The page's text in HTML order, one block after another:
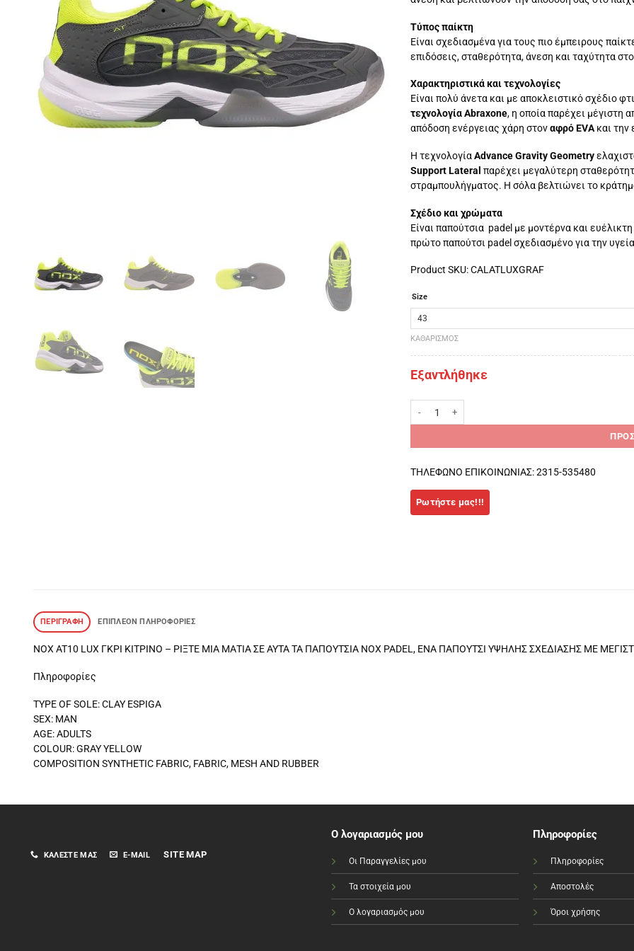
Τύπος παίκτη
Είναι σχεδιασμένα για τους πιο έμπειρους
επιδόσεις, σταθερότητα, άνεση και ταχύτητα στο
Χαρακτηριστικά και τεχνολογίες
Είναι πολύ άνετα και με αποκλειστικό σχέδιο
τεχνολογία Abraxone, η οποία παρέχει μέγιστη
απόδοση ενέργειας χάρη στοναφρό EVAκαι την
Η τεχνολογίαAdvance Gravity Geometry
Support Lateral παρέχει μεγαλύτερη
στραμπουλήγματος. Η σόλα βελτιώνει το
Σχέδιο και χρώματα
Είναι παπούτσια padel με μοντέρνα και
πρώτο παπούτσι padel σχεδιασμένο για την
Product SKU: CALATLUXGRAF
Size
ΚΑΘΑΡΙΣΜΌΣ
Εξαντλήθηκε
ΤΗΛΕΦΩΝΟ ΕΠΙΚΟΙΝΩΝΙΑΣ: 2315-535480
ΠΕΡΙΓΡΑΦΉ ΕΠΙΠΛΈΟΝ ΠΛΗΡΟΦΟΡΊΕΣ
NOX AT10 LUX ΓΚΡΙ ΚΙΤΡΙΝΟ – ΡΙΞΤΕ ΜΙΑ ΜΑΤΙΑ ΣΕ ΑΥΤΑ ΤΑ ΠΑΠΟΥΤΣΙΑ NOX PADEL, ΕΝΑ ΠΑΠΟΥΤΣΙ ΥΨΗΛΗΣ ΣΧΕΔΙΑΣΗΣ ΜΕ
Πληροφορίες
TYPE OF SOLE: CLAY ESPIGA
SEX: MAN
AGE: ADULTS
COLOUR: GRAY YELLOW
COMPOSITION SYNTHETIC FABRIC, FABRIC, MESH AND RUBBER
ΚΑΛΈΣΤΕ ΜΑΣ E-MAIL SITE MAP
Ο λογαριασμός μου
Οι Παραγγελίες μου
Τα στοιχεία μου
Ο λογαριασμός μου
Πληροφορίες
Πληροφορίες
Αποστολές
Όροι χρήσης